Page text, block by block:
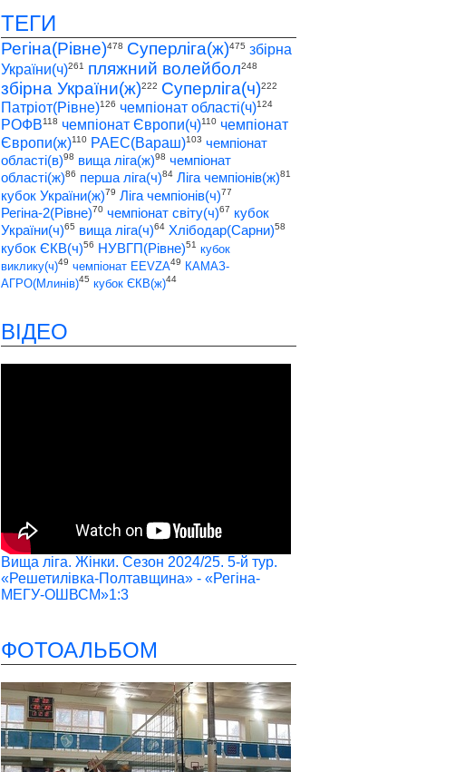
ТЕГИ
Регіна(Рівне)478 Суперліга(ж)475 збірна
України(ч)261 пляжний волейбол248
збірна України(ж)222 Суперліга(ч)222
Патріот(Рівне)126 чемпіонат області(ч)124
РОФВ118 чемпіонат Європи(ч)110 чемпіонат
Європи(ж)110 РАЕС(Вараш)103 чемпіонат
області(в)98 вища ліга(ж)98 чемпіонат
області(ж)86 перша ліга(ч)84 Ліга чемпіонів(ж)81
кубок України(ж)79 Ліга чемпіонів(ч)77
Регіна-2(Рівне)70 чемпіонат світу(ч)67 кубок
України(ч)65 вища ліга(ч)64 Хлібодар(Сарни)58
кубок ЄКВ(ч)56 НУВГП(Рівне)51 кубок
виклику(ч)49 чемпіонат EEVZA49
КАМАЗ-
АГРО(Млинів)45 кубок ЄКВ(ж)44
ВІДЕО
Вища ліга. Жінки. Сезон 2024/25. 5-й тур.
«Решетилівка-Полтавщина» - «Регіна-
МЕГУ-ОШВСМ»1:3
ФОТОАЛЬБОМ